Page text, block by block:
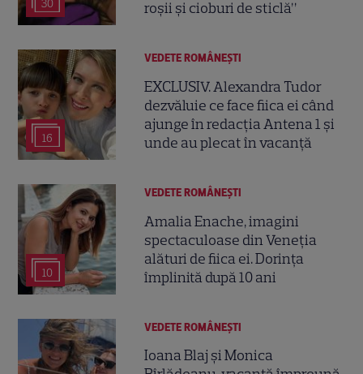
30
roșii și cioburi de sticlă”
16
VEDETE ROMÂNEŞTI
EXCLUSIV. Alexandra Tudor
dezvăluie ce face fiica ei când
ajunge în redacția Antena 1 și
unde au plecat în vacanță
10
VEDETE ROMÂNEŞTI
Amalia Enache, imagini
spectaculoase din Veneția
alături de fiica ei. Dorința
împlinită după 10 ani
VEDETE ROMÂNEŞTI
Ioana Blaj și Monica